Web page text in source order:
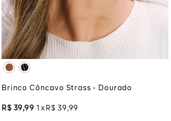
UNICO
ADICIONAR À SACOLA
Brinco Côncavo Strass - Dourado
R$ 39,99 1 R$ 39 ,99